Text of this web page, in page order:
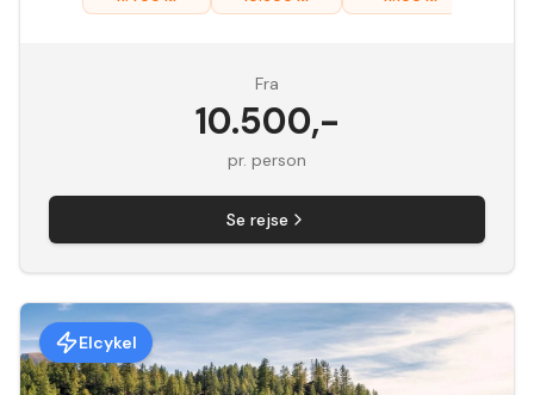
Fra
10.500,-
pr. person
Se rejse
Elcykel